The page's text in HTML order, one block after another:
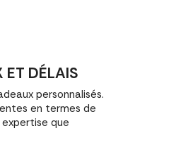
ET DÉLAIS
personnalisés.
en termes de
que